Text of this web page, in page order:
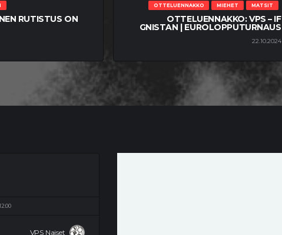
RUTISTUS ON
MATSIT
MIEHET
OTTELUENNAKKO
OTTELUENNAKKO: VPS – IF
GNISTAN | EUROLOPPUTURNAUS
22.10.2024
VPS Naiset